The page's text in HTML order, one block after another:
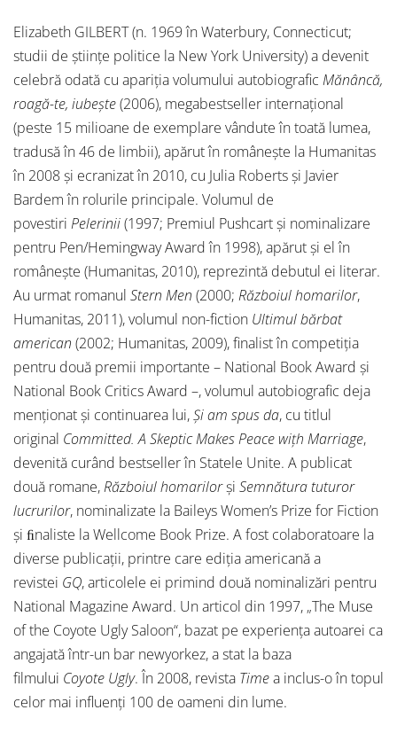
Elizabeth GILBERT (n. 1969 în Waterbury, Connecticut;
studii de științe politice la New York University) a devenit
celebră odată cu apariția volumului autobiografic Mănâncă,
roagă-te, iubește(2006), megabestseller internațional
(peste 15 milioane de exemplare vândute în toată lumea,
tradusă în 46 de limbii), apărut în românește la Humanitas
în 2008 și ecranizat în 2010, cu Julia Roberts și Javier
Bardem în rolurile principale. Volumul de
povestiri Pelerinii(1997; Premiul Pushcart și nominalizare
pentru Pen/Hemingway Award în 1998), apărut și el în
românește (Humanitas, 2010), reprezintă debutul ei literar.
Au urmat romanul Stern Men (2000; Războiul homarilor,
Humanitas, 2011), volumul non-fiction Ultimul bărbat
american (2002; Humanitas, 2009), finalist în competiția
pentru două premii importante – National Book Award și
National Book Critics Award –, volumul autobiografic deja
menționat și continuarea lui,Și am spus da, cu titlul
original Committed. A Skeptic Makes Peace wițh Marriage,
devenită curând bestseller în Statele Unite. A publicat
două romane,Războiul homarilorși Semnătura tuturor
lucrurilor, nominalizate la Baileys Women’s Prize for Fiction
și ﬁnaliste la Wellcome Book Prize. A fost colaboratoare la
diverse publicații, printre care ediția americană a
revistei GQ, articolele ei primind două nominalizări pentru
National Magazine Award. Un articol din 1997, „The Muse
of the Coyote Ugly Saloon“, bazat pe experiența autoarei ca
angajată într-un bar newyorkez, a stat la baza
filmului Coyote Ugly. În 2008, revista Timea inclus-o în topul
celor mai influenți 100 de oameni din lume.